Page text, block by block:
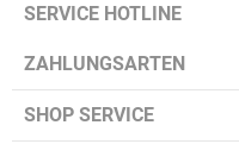
SERVICE HOTLINE
ZAHLUNGSARTEN
SHOP SERVICE